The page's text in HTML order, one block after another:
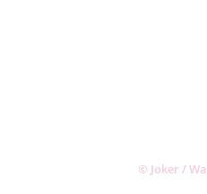
© Joker /